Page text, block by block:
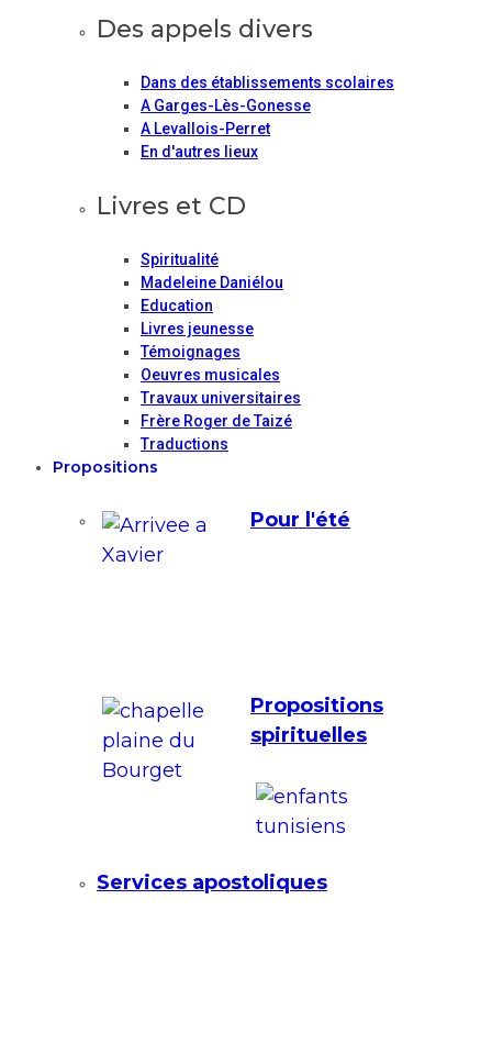
Des appels divers
Dans des établissements scolaires
A Garges-Lès-Gonesse
A Levallois-Perret
En d'autres lieux
Livres et CD
Spiritualité
Madeleine Daniélou
Education
Livres jeunesse
Témoignages
Oeuvres musicales
Travaux universitaires
Frère Roger de Taizé
Traductions
Propositions
Pour l'été
Propositions
spirituelles
Services apostoliques